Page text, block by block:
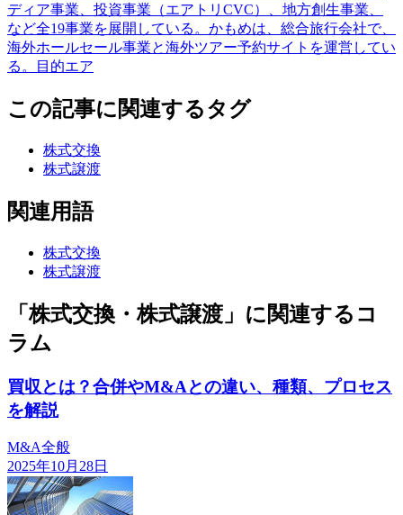
ディア事業、投資事業（エアトリCVC）、地方創生事業、
など全19事業を展開している。かもめは、総合旅行会社で、
海外ホールセール事業と海外ツアー予約サイトを運営してい
る。目的エア
この記事に関連するタグ
株式交換
株式譲渡
関連用語
株式交換
株式譲渡
「株式交換・株式譲渡」に関連するコ
ラム
買収とは？合併やM&Aとの違い、種類、プロセス
を解説
M&A全般
2025年10月28日